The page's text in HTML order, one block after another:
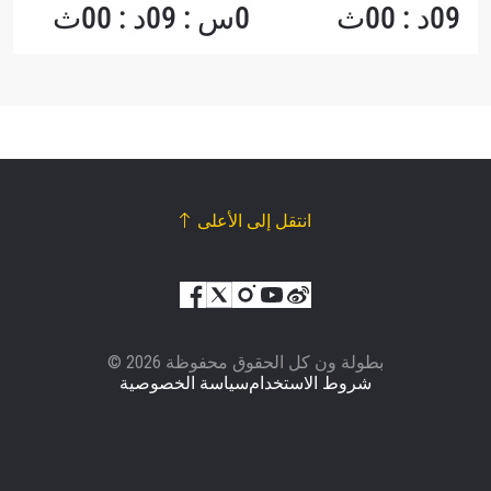
09د : 00ث 0س : 09د : 00ث
انتقل إلى الأعلى
© بطولة ون كل الحقوق محفوظة 2026
سياسة الخصوصيةشروط الاستخدام